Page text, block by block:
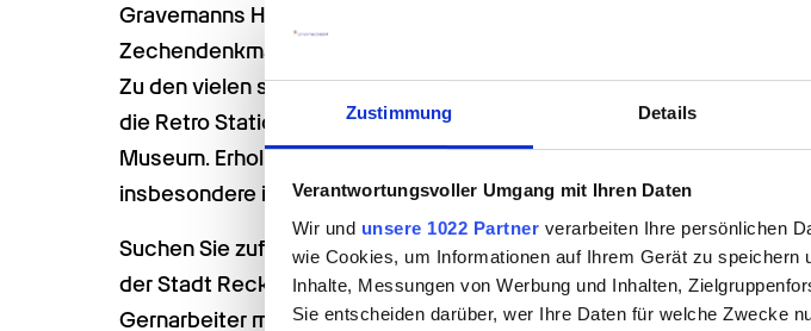
Zustimmung Details
Verantwortungsvoller Umgang mit Ihren Daten
Wir und unsere 1022 Partner verarbeiten Ihre persönlichen
wie Cookies, um Informationen auf Ihrem Gerät zu
Inhalte, Messungen von Werbung und Inhalten,
Sie entscheiden darüber, wer Ihre Daten für welche Zwecke
Gravemanns Hof von 1522, das Willy-Brandt-Haus von 1905 sowie
Zechendenkmäler. Auch Tierpark, Hochseilgarten und Planetarium
Zu den vielen spannenden Museen zählen Deutschlands größtes
die Retro Station zur Stadtgeschichte oder auch das bedeutende
Museum. Erholung bieten etwa der Erlbruch, der Stadtpark an der
insbesondere im Sommer der Sandstrand am Stadthafen.
Suchen Sie zufällig ein neues berufliches Abenteuer im
der Stadt Recklinghausen? Wunderbar! Freie Stellen gibt es für
Gernarbeiter mit Herz und Know-how auch in Recklinghausen.